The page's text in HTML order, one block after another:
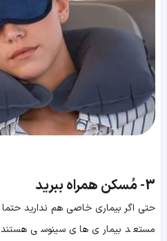
3- مُسکن همراه ببرید
حتی اگر بیماری خاصی هم ندارید حتما
مستعد بیماری های سینوسی